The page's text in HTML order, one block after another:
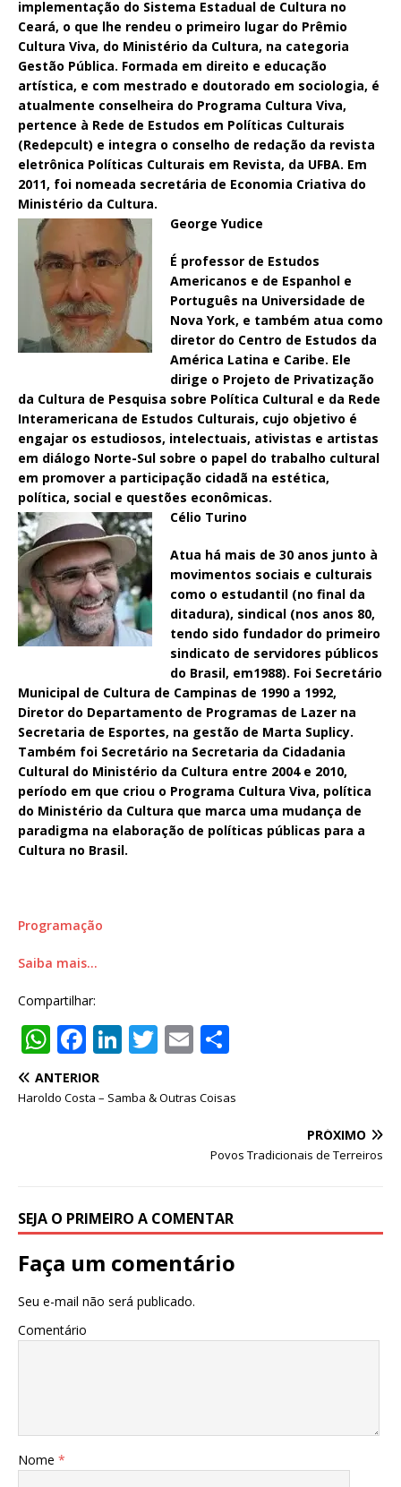
implementação do Sistema Estadual de Cultura no
Ceará, o que lhe rendeu o primeiro lugar do Prêmio
Cultura Viva, do Ministério da Cultura, na categoria
Gestão Pública. Formada em direito e educação
artística, e com mestrado e doutorado em sociologia, é
atualmente conselheira do Programa Cultura Viva,
pertence à Rede de Estudos em Políticas Culturais
(Redepcult) e integra o conselho de redação da revista
eletrônica Políticas Culturais em Revista, da UFBA. Em
2011, foi nomeada secretária de Economia Criativa do
Ministério da Cultura.
George Yudice
É professor de Estudos
Americanos e de Espanhol e
Português na Universidade de
Nova York, e também atua como
diretor do Centro de Estudos da
América Latina e Caribe. Ele
dirige o Projeto de Privatização
da Cultura de Pesquisa sobre Política Cultural e da Rede
Interamericana de Estudos Culturais, cujo objetivo é
engajar os estudiosos, intelectuais, ativistas e artistas
em diálogo Norte-Sul sobre o papel do trabalho cultural
em promover a participação cidadã na estética,
política, social e questões econômicas.
Célio Turino
Atua há mais de 30 anos junto à
movimentos sociais e culturais
como o estudantil (no final da
ditadura), sindical (nos anos 80,
tendo sido fundador do primeiro
sindicato de servidores públicos
do Brasil, em1988). Foi Secretário
Municipal de Cultura de Campinas de 1990 a 1992,
Diretor do Departamento de Programas de Lazer na
Secretaria de Esportes, na gestão de Marta Suplicy.
Também foi Secretário na Secretaria da Cidadania
Cultural do Ministério da Cultura entre 2004 e 2010,
período em que criou o Programa Cultura Viva, política
do Ministério da Cultura que marca uma mudança de
paradigma na elaboração de políticas públicas para a
Cultura no Brasil.
Programação
Saiba mais…
Compartilhar:
W
h
at
p
F
a
c
o
k
Li
k
T
it
E
ai ar
ANTERIOR
Haroldo Costa – Samba & Outras Coisas
PRÓXIMO
Povos Tradicionais de Terreiros
SEJA O PRIMEIRO A COMENTAR
Faça um comentário
Seu e-mail não será publicado.
Comentário
Nome *